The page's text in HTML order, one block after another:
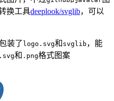
换工具deeplook/svglib，可以
装了 logo.svg和 svglib ，能
.svg和 .png格式图案